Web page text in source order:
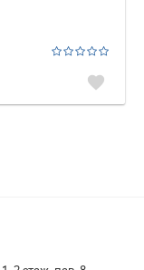
favorite